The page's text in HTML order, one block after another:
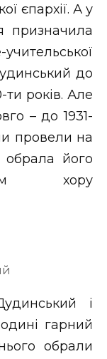
єпархії. А у
призначила
до
років. Але
– до 1931-
провели на
обрала його
хору
і
гарний
обрали